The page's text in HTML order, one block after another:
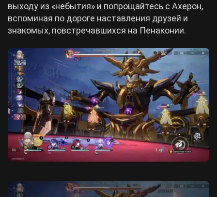
выходу из «небытия» и попрощайтесь с Ахерон,
вспоминая по дороге наставления друзей и
знакомых, повстречавшихся на Пенаконии.